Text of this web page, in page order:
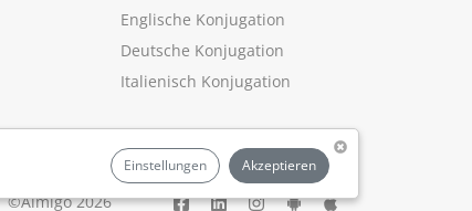
Einstellungen Akzeptieren
Englische Konjugation
Deutsche Konjugation
Italienisch Konjugation
©Aimigo 2026